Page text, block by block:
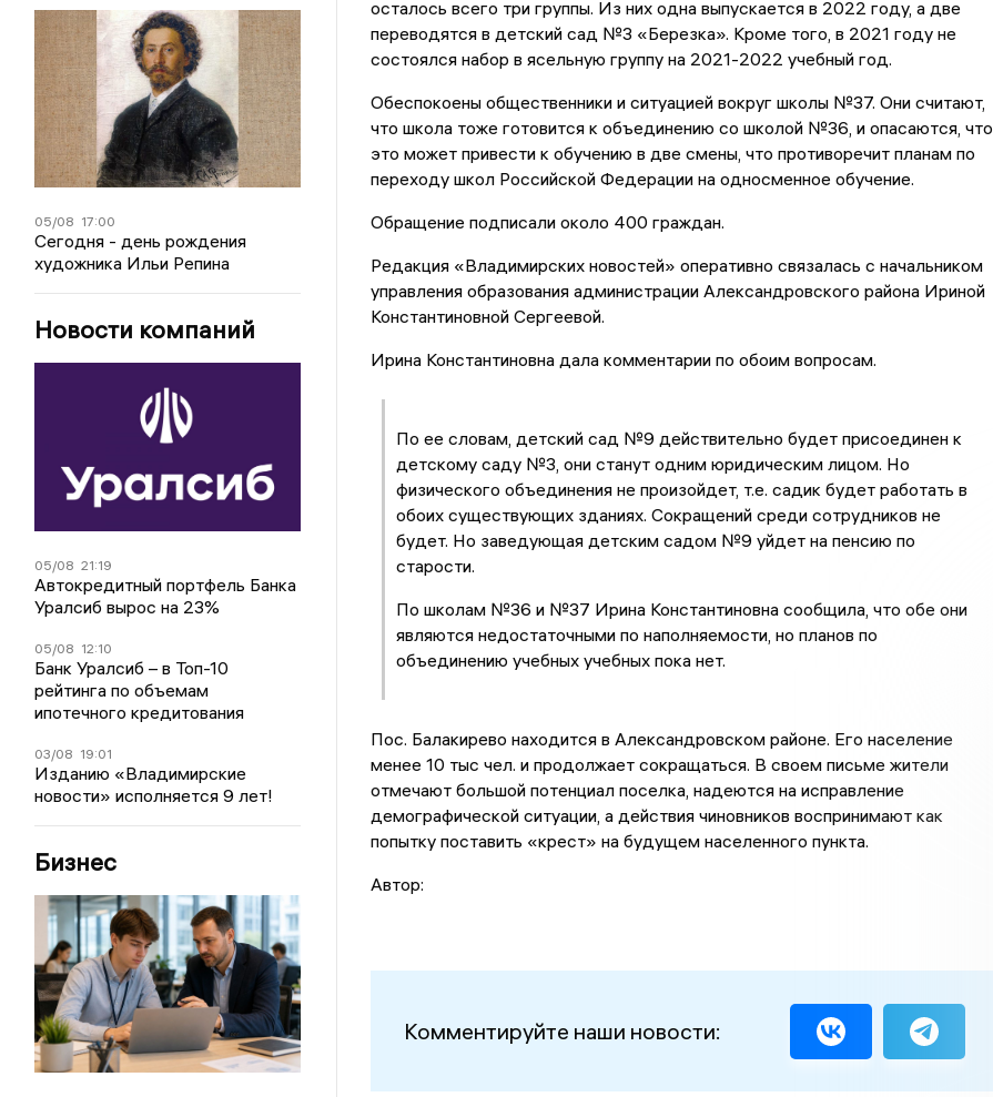
05/08 17:00
Сегодня - день рождения
художника Ильи Репина
Новости компаний
05/08 21:19
Автокредитный портфель Банка
Уралсиб вырос на 23%
05/08 12:10
Банк Уралсиб – в Топ-10
рейтинга по объемам
ипотечного кредитования
03/08 19:01
Изданию «Владимирские
новости» исполняется 9 лет!
Бизнес
осталось всего три группы. Из них одна выпускается в 2022 году, а две
переводятся в детский сад №3 «Березка». Кроме того, в 2021 году не
состоялся набор в ясельную группу на 2021-2022 учебный год.
Обеспокоены общественники и ситуацией вокруг школы №37. Они считают,
что школа тоже готовится к объединению со школой №36, и опасаются, что
это может привести к обучению в две смены, что противоречит планам по
переходу школ Российской Федерации на односменное обучение.
Обращение подписали около 400 граждан.
Редакция «Владимирских новостей» оперативно связалась с начальником
управления образования администрации Александровского района Ириной
Константиновной Сергеевой.
Ирина Константиновна дала комментарии по обоим вопросам.
По ее словам, детский сад №9 действительно будет присоединен к
детскому саду №3, они станут одним юридическим лицом. Но
физического объединения не произойдет, т.е. садик будет работать в
обоих существующих зданиях. Сокращений среди сотрудников не
будет. Но заведующая детским садом №9 уйдет на пенсию по
старости.
По школам №36 и №37 Ирина Константиновна сообщила, что обе они
являются недостаточными по наполняемости, но планов по
объединению учебных учебных пока нет.
Пос. Балакирево находится в Александровском районе. Его население
менее 10 тыс чел. и продолжает сокращаться. В своем письме жители
отмечают большой потенциал поселка, надеются на исправление
демографической ситуации, а действия чиновников воспринимают как
попытку поставить «крест» на будущем населенного пункта.
Автор:
Комментируйте наши новости: